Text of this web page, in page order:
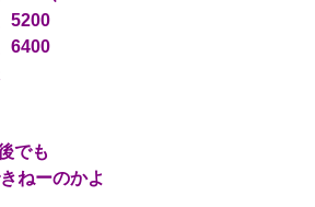
5200
6400
でも
ねーのかよ